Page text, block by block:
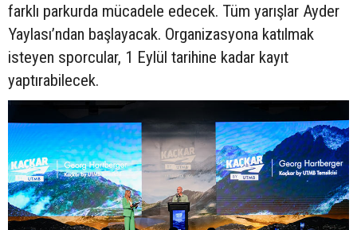
farklı parkurda mücadele edecek. Tüm yarışlar Ayder
Yaylası’ndan başlayacak. Organizasyona katılmak
isteyen sporcular, 1 Eylül tarihine kadar kayıt
yaptırabilecek.